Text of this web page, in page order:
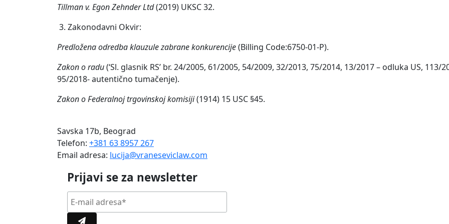
Tillman v. Egon Zehnder Ltd(2019) UKSC 32.
3. Zakonodavni Okvir:
Predložena odredba klauzule zabrane konkurencije(Billing Code:6750-01-P).
Zakon o radu(‘Sl. glasnik RS’ br. 24/2005, 61/2005, 54/2009, 32/2013, 75/2014, 13/2017 – odluka US, 113/
95/2018- autentično tumačenje).
Zakon o Federalnoj trgovinskoj komisiji(1914) 15 USC §45.
Savska 17b, Beograd
Telefon: +381 63 8957 267
Email adresa: lucija@vraneseviclaw.com
Prijavi se za newsletter